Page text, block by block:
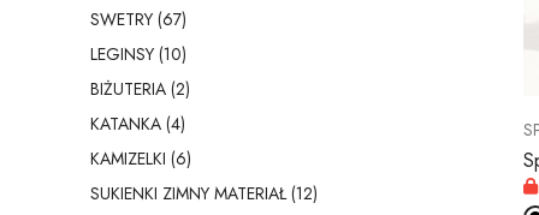
SWETRY (67)
LEGINSY (10)
BIŻUTERIA (2)
KATANKA (4)
KAMIZELKI (6)
SUKIENKI ZIMNY MATERIAŁ (12)